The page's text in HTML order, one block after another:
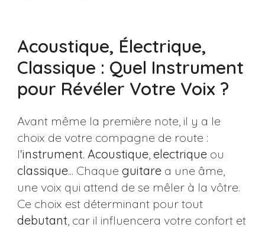
Acoustique, Électrique,
Classique : Quel Instrument
pour Révéler Votre Voix ?
Avant même la première note, il y a le
choix de votre compagne de route :
l'instrument. Acoustique, electriqueou
classique... Chaque guitarea une âme,
une voix qui attend de se mêler à la vôtre.
Ce choix est déterminant pour tout
debutant , car il influencera votre confort et